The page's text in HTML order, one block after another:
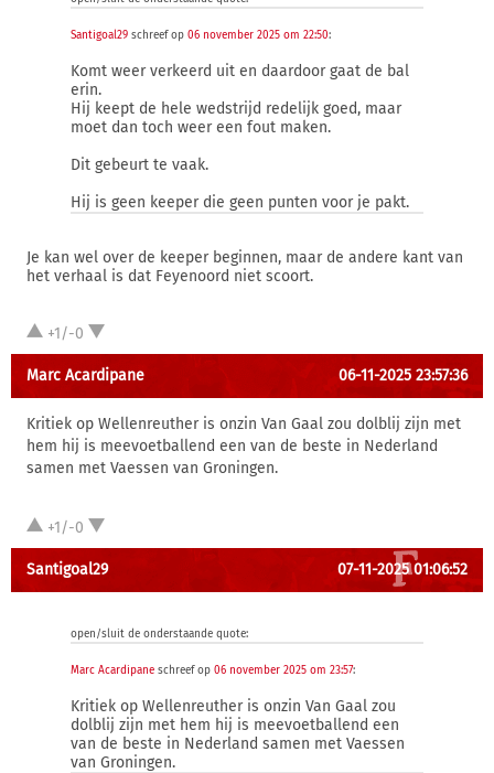
Santigoal29 schreef op 06 november 2025 om 22:50:
Komt weer verkeerd uit en daardoor gaat de bal
erin.
Hij keept de hele wedstrijd redelijk goed, maar
moet dan toch weer een fout maken.
Dit gebeurt te vaak.
Hij is geen keeper die geen punten voor je pakt.
Je kan wel over de keeper beginnen, maar de andere kant van
het verhaal is dat Feyenoord niet scoort.
+1/-0
Marc Acardipane 06-11-2025 23:57:36
Kritiek op Wellenreuther is onzin Van Gaal zou dolblij zijn met
hem hij is meevoetballend een van de beste in Nederland
samen met Vaessen van Groningen.
+1/-0
Santigoal29 07-11-2025 01:06:52
open/sluit de onderstaande quote:
Marc Acardipane schreef op 06 november 2025 om 23:57:
Kritiek op Wellenreuther is onzin Van Gaal zou
dolblij zijn met hem hij is meevoetballend een
van de beste in Nederland samen met Vaessen
van Groningen.